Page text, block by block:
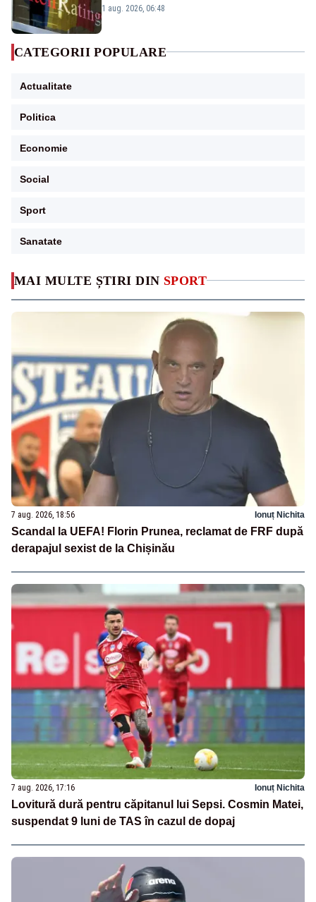
MAI MULTE ȘTIRI DIN SPORT
7 aug. 2026, 18:56 Ionuț Nichita
Scandal la UEFA! Florin Prunea, reclamat de FRF după
derapajul sexist de la Chișinău
7 aug. 2026, 17:16 Ionuț Nichita
Lovitură dură pentru căpitanul lui Sepsi. Cosmin Matei,
suspendat 9 luni de TAS în cazul de dopaj
„BBB-” cu perspectivă negativă
1 aug. 2026, 06:48
CATEGORII POPULARE
Actualitate
Politica
Economie
Social
Sport
Sanatate